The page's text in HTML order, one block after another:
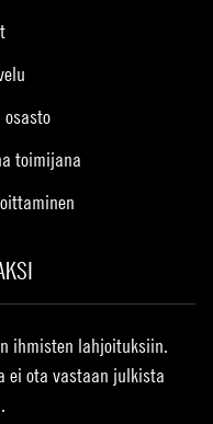
osasto
toimijana
ihmisten lahjoituksiin.
ei ota vastaan julkista